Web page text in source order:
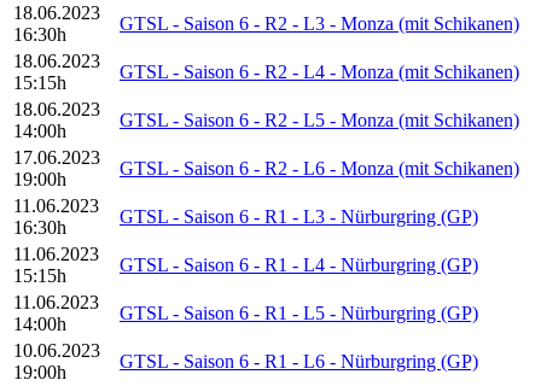
18.06.2023
16:30h
GTSL - Saison 6 - R2 - L3 - Monza (mit Schikanen)
18.06.2023
15:15h
GTSL - Saison 6 - R2 - L4 - Monza (mit Schikanen)
18.06.2023
14:00h
GTSL - Saison 6 - R2 - L5 - Monza (mit Schikanen)
17.06.2023
19:00h
GTSL - Saison 6 - R2 - L6 - Monza (mit Schikanen)
11.06.2023
16:30h
GTSL - Saison 6 - R1 - L3 - Nürburgring (GP)
11.06.2023
15:15h
GTSL - Saison 6 - R1 - L4 - Nürburgring (GP)
11.06.2023
14:00h
GTSL - Saison 6 - R1 - L5 - Nürburgring (GP)
10.06.2023
19:00h
GTSL - Saison 6 - R1 - L6 - Nürburgring (GP)